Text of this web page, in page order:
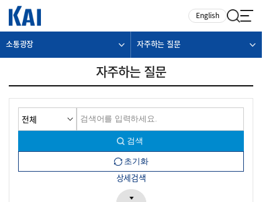
English
소통광장 자주하는 질문
자주하는 질문
상세검색